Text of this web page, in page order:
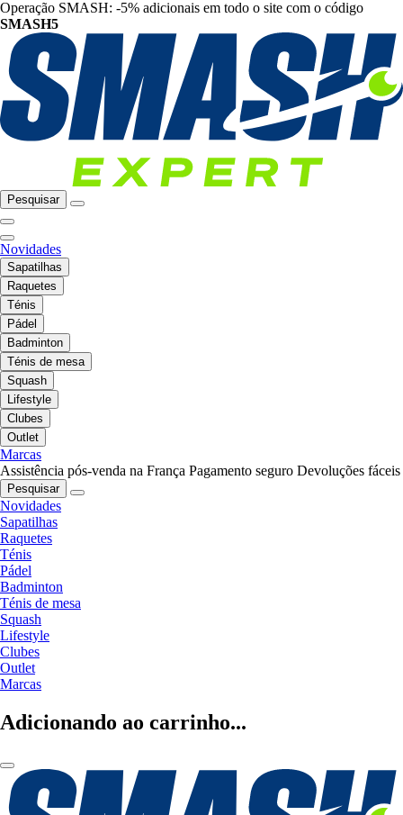
Operação SMASH: -5% adicionais em todo o site com o código
SMASH5
Pesquisar
Novidades
Sapatilhas
Raquetes
Ténis
Pádel
Badminton
Ténis de mesa
Squash
Lifestyle
Clubes
Outlet
Marcas
Assistência pós-venda na França Pagamento seguro Devoluções fáceis
Pesquisar
Novidades
Sapatilhas
Raquetes
Ténis
Pádel
Badminton
Ténis de mesa
Squash
Lifestyle
Clubes
Outlet
Marcas
Adicionando ao carrinho...